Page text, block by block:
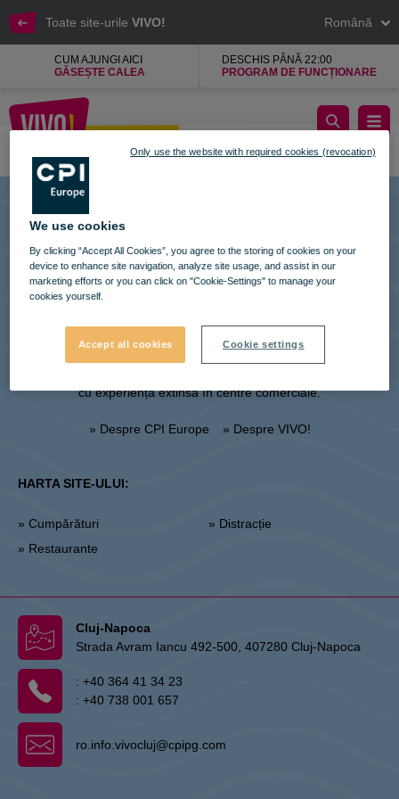
Toate site-urile VIVO! Română
CUM AJUNGI AICI
GĂSEȘTE CALEA
DESCHIS PÂNĂ 22:00
PROGRAM DE FUNCȚIONARE
Cluj-Napoca
CLUJ-NAPOCA
Happi
cu experiență extinsă în centre comerciale.
» Despre CPI Europe » Despre VIVO!
HARTA SITE-ULUI:
» Cumpărături
» Restaurante
» Distracție
Cluj-Napoca
Strada Avram Iancu 492-500, 407280 Cluj-Napoca
: +40 364 41 34 23
: +40 738 001 657
ro.info.vivocluj@cpipg.com
We use cookies
By clicking “Accept All Cookies”, you agree to the storing of cookies on your
device to enhance site navigation, analyze site usage, and assist in our
marketing efforts or you can click on "Cookie-Settings" to manage your
cookies yourself.
Accept all cookies Cookie settings
Only use the website with required cookies (revocation)